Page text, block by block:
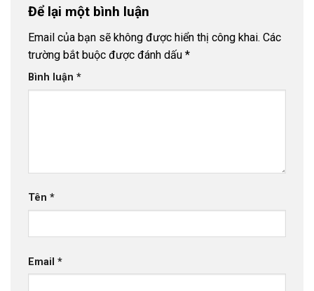
Để lại một bình luận
Email của bạn sẽ không được hiển thị công khai. Các
trường bắt buộc được đánh dấu *
Bình luận *
Tên *
Email *